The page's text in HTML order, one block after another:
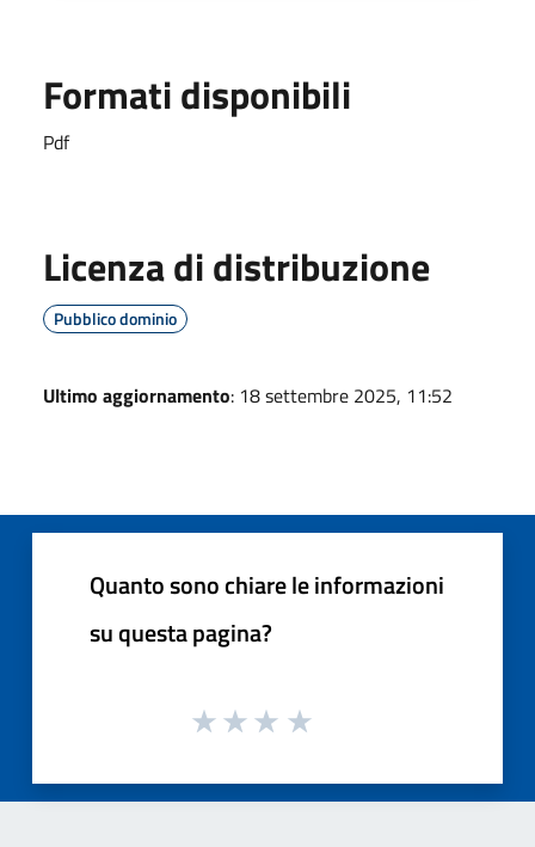
Formati disponibili
Pdf
Licenza di distribuzione
Pubblico dominio
Ultimo aggiornamento: 18 settembre 2025, 11:52
Quanto sono chiare le informazioni
su questa pagina?